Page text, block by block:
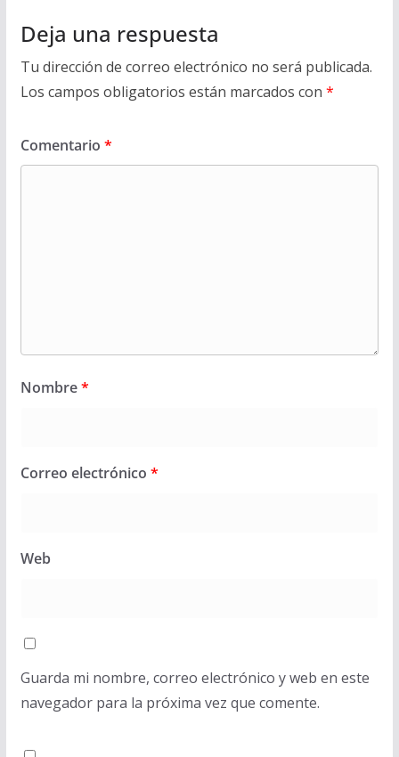
Deja una respuesta
Tu dirección de correo electrónico no será publicada.
Los campos obligatorios están marcados con *
Comentario *
Nombre*
Correo electrónico *
Web
Guarda mi nombre, correo electrónico y web en este
navegador para la próxima vez que comente.